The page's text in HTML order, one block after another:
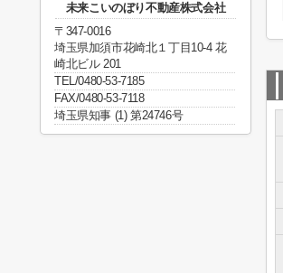
未来こいのぼり不動産株式会社
〒347-0016
埼玉県加須市花崎北１丁目10-4 花
崎北ビル 201
TEL/0480-53-7185
FAX/0480-53-7118
埼玉県知事 (1) 第24746号